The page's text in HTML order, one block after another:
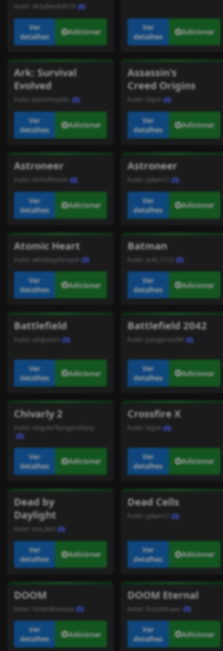
Autor: dirtydeeds4578
Ver
detalhes
Adicionar
Ver
detalhes
Adicionar
Ark: Survival
Evolved
Autor: pastomojado.
Ver
detalhes
Adicionar
Assassin's
Creed Origins
Autor: tiojoe
Ver
detalhes
Adicionar
Astroneer
Autor: mr.hoffmann
Ver
detalhes
Adicionar
Astroneer
Autor: yakan12
Ver
detalhes
Adicionar
Atomic Heart
Autor: whiskeyjohnnyoh
Ver
detalhes
Adicionar
Batman
Autor: arth_1212
Ver
detalhes
Adicionar
Battlefield
Autor: uinguzero
Ver
detalhes
Adicionar
Battlefield 2042
Autor: joaogarcez96
Ver
detalhes
Adicionar
Chivarly 2
Autor: singularflyingarmfairy
Ver
detalhes
Adicionar
Crossfire X
Autor: tiojoe
Ver
detalhes
Adicionar
Dead by
Daylight
Autor: eva_test
Ver
detalhes
Adicionar
Dead Cells
Autor: yakan12
Ver
detalhes
Adicionar
DOOM
Autor: richardmsouza
Ver
detalhes
Adicionar
DOOM Eternal
Autor: Discord user
Ver
detalhes
Adicionar